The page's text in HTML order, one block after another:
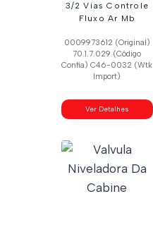
3/2 Vias Controle
Fluxo Ar Mb
0009973612 (Original)
70.1.7.029 (Código
Confia) C46-0032 (Wtk
Import)
Ver Detalhes